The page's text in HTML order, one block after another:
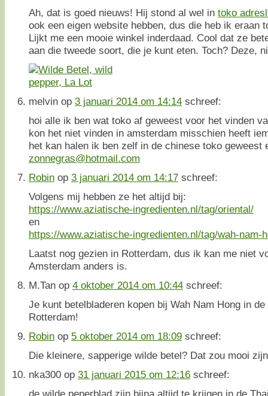
Ah, dat is goed nieuws! Hij stond al wel in toko
ook een eigen website hebben, dus die heb ik eraan
Lijkt me een mooie winkel inderdaad. Cool dat ze
aan die tweede soort, die je kunt eten. Toch? Deze,
melvin op 3 januari 2014 om 14:14 schreef:
hoi alle ik ben wat toko af geweest voor het vinden
kon het niet vinden in amsterdam misschien heeft
het kan halen ik ben zelf in de chinese toko geweest
zonnegras@hotmail.com
Robin op 3 januari 2014 om 14:17 schreef:
Volgens mij hebben ze het altijd bij:
https://www.aziatische-ingredienten.nl/tag/oriental/
en
https://www.aziatische-ingredienten.nl/tag/wah-nam-
Laatst nog gezien in Rotterdam, dus ik kan me niet
Amsterdam anders is.
M.Tan op 4 oktober 2014 om 10:44 schreef:
Je kunt betelbladeren kopen bij Wah Nam Hong in
Rotterdam!
Robin op 5 oktober 2014 om 18:09 schreef:
Die kleinere, sapperige wilde betel? Dat zou mooi
nka300 op 31 januari 2015 om 12:16 schreef:
de wilde peperblad zijn bijna altijd te krijgen in de